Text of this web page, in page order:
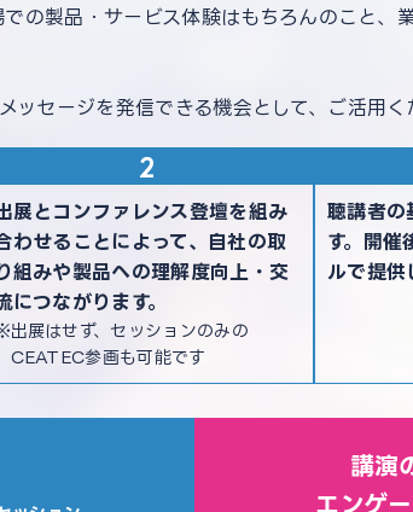
の製品・サービス体験はもちろんのこと
ッセージを発信できる機会として、ご活用く
展とコンファレンス登壇を組み
わせることによって、自社の取
組みや製品への理解度向上・交
につながります。
出展はせず、セッションのみの
CEATEC参画も可能です
聴講者の
す。開催
ルで提供
講演
エンゲ